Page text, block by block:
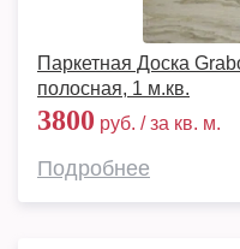
Паркетная Доска
полосная, 1 м.кв.
3800 руб. / за кв. м.
Подробнее